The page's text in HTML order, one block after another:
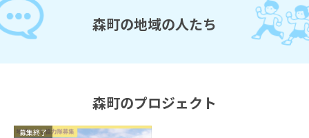
森町の地域の人たち
森町のプロジェクト
募集終了